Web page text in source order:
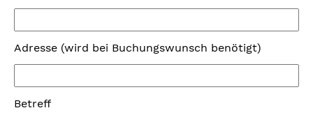
Adresse (wird bei Buchungswunsch benötigt)
Betreff